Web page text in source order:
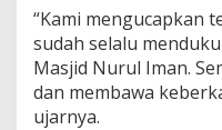
“Kami mengucapkan
sudah selalu
Masjid Nurul Iman.
dan membawa
ujarnya.